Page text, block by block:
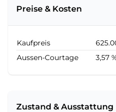
Preise & Kosten
Kaufpreis
Aussen-Courtage
3,57
Zustand & Ausstattung